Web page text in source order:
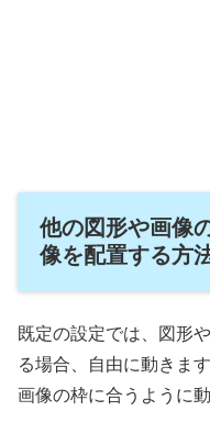
他の図形や画像
像を配置する方
既定の設定では、図形
る場合、自由に動きま
画像の枠に合うように